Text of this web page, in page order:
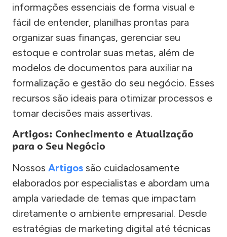
informações essenciais de forma visual e
fácil de entender, planilhas prontas para
organizar suas finanças, gerenciar seu
estoque e controlar suas metas, além de
modelos de documentos para auxiliar na
formalização e gestão do seu negócio. Esses
recursos são ideais para otimizar processos e
tomar decisões mais assertivas.
Artigos: Conhecimento e Atualização
para o Seu Negócio
Nossos Artigos são cuidadosamente
elaborados por especialistas e abordam uma
ampla variedade de temas que impactam
diretamente o ambiente empresarial. Desde
estratégias de marketing digital até técnicas